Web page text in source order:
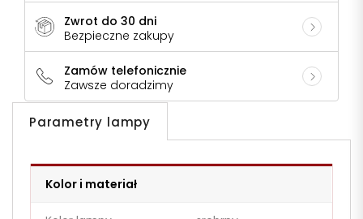
Zwrot do 30 dni
Bezpieczne zakupy
Zamów telefonicznie
Zawsze doradzimy
Parametry lampy
Kolor i materiał